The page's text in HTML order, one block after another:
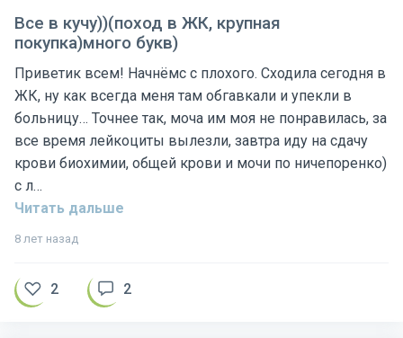
Все в кучу))(поход в ЖК, крупная
покупка)много букв)
Приветик всем! Начнёмс с плохого. Сходила сегодня в
ЖК, ну как всегда меня там обгавкали и упекли в
больницу… Точнее так, моча им моя не понравилась, за
все время лейкоциты вылезли, завтра иду на сдачу
крови биохимии, общей крови и мочи по ничепоренко)
с л…
Читать дальше
8 лет назад